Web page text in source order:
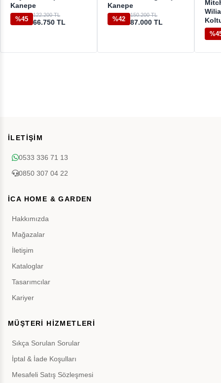
Kanepe
%45
122.200 TL
66.750 TL
Kanepe
%42
150.200 TL
87.000 TL
İLETİŞİM
0533 336 71 13
0850 307 04 22
İCA HOME & GARDEN
Hakkımızda
Mağazalar
İletişim
Kataloglar
Tasarımcılar
Kariyer
MÜŞTERİ HİZMETLERİ
Sıkça Sorulan Sorular
İptal & İade Koşulları
Mesafeli Satış Sözleşmesi